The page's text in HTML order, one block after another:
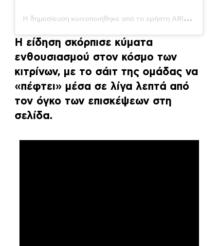
Η
δημοσίευση κοινοποιήθηκε από το χρήστη ARIS B.C. (@aris.basketball.club)
Η είδηση σκόρπισε κύματα
ενθουσιασμού στον κόσμο των
κιτρίνων, με το σάιτ της ομάδας να
«πέφτει» μέσα σε λίγα λεπτά από
τον όγκο των επισκέψεων στη
σελίδα.